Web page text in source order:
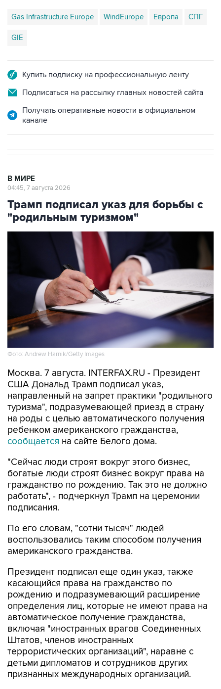
Gas Infrastructure Europe WindEurope Европа СПГ
GIE
Купить подписку на профессиональную ленту
Подписаться на рассылку главных новостей сайта
Получать оперативные новости в официальном
канале
В МИРЕ
04:45, 7 августа 2026
Трамп подписал указ для борьбы с
"родильным туризмом"
Фото: Andrew Harnik/Getty Images
Москва. 7 августа. INTERFAX.RU - Президент
США Дональд Трамп подписал указ,
направленный на запрет практики "родильного
туризма", подразумевающей приезд в страну
на роды с целью автоматического получения
ребенком американского гражданства,
сообщается на сайте Белого дома.
"Сейчас люди строят вокруг этого бизнес,
богатые люди строят бизнес вокруг права на
гражданство по рождению. Так это не должно
работать", - подчеркнул Трамп на церемонии
подписания.
По его словам, "сотни тысяч" людей
воспользовались таким способом получения
американского гражданства.
Президент подписал еще один указ, также
касающийся права на гражданство по
рождению и подразумевающий расширение
определения лиц, которые не имеют права на
автоматическое получение гражданства,
включая "иностранных врагов Соединенных
Штатов, членов иностранных
террористических организаций", наравне с
детьми дипломатов и сотрудников других
признанных международных организаций.